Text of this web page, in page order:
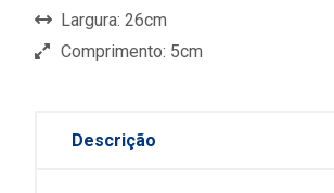
Largura: 26cm
Comprimento: 5cm
Descrição